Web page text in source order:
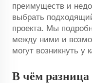
преимуществ и
выбрать
проекта. Мы
между ними и
могут возникнуть у
В чём